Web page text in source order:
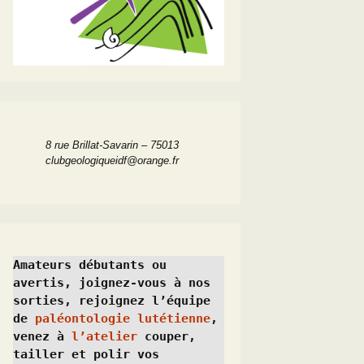
8 rue Brillat-Savarin – 75013
clubgeologiqueidf@orange.fr
Amateurs débutants ou
avertis, joignez-vous à nos
sorties, rejoignez l’équipe
de paléontologie lutétienne,
venez à l’atelier couper,
tailler et polir vos